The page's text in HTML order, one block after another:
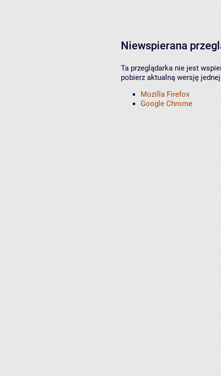
Niewspierana
Ta przeglądarka nie jest
pobierz aktualną wersję
Mozilla Firefox
Google Chrome